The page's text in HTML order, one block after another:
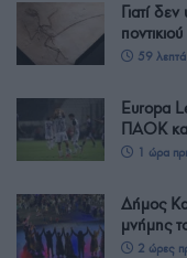
Γιατί
59 λεπτά
Europa
ΠΑΟΚ
1 ώρα
Δήμος
μνήμης
2 ώρες